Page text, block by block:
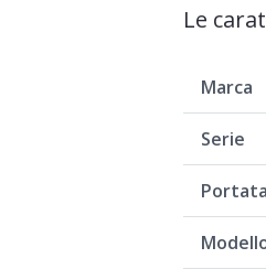
Le
Marca
Serie
Portata